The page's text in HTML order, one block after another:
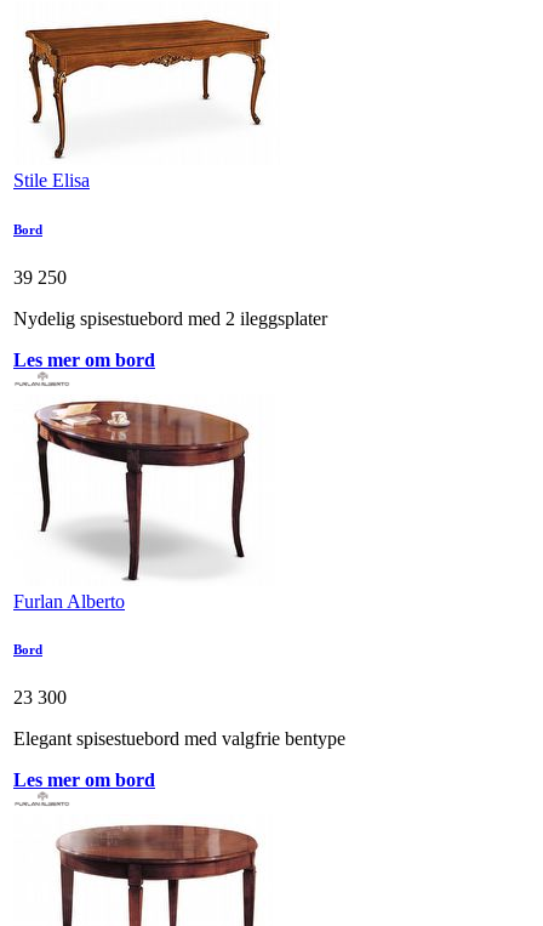
Stile Elisa
Bord
39 250
Nydelig spisestuebord med 2 ileggsplater
Les mer om bord
Furlan Alberto
Bord
23 300
Elegant spisestuebord med valgfrie bentype
Les mer om bord